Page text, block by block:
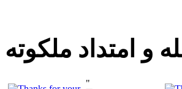
و امتداد ملكوته
"